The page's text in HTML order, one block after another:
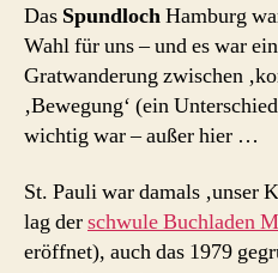
Das SpundlochHamburg
Wahl für uns – und es war
Gratwanderung zwischen
‚Bewegung‘ (ein
wichtig war – außer hier …
St. Pauli war damals ‚unser
lag derschwule Buchladen
eröffnet), auch das 1979